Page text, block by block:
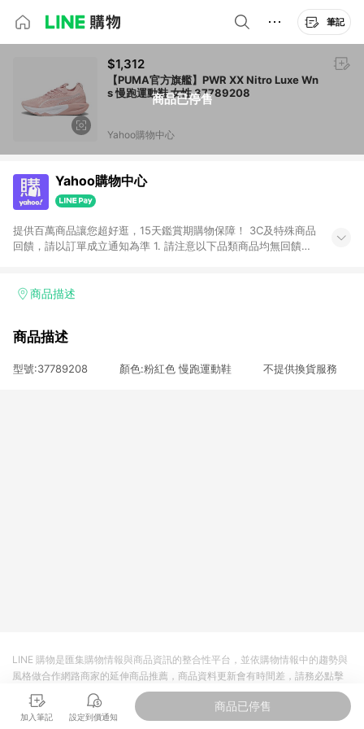
筆記
商品已停售
$1,312
【PUMA官方旗艦】PWR XX Nitro Luxe Wn
s 慢跑運動鞋 女性 37789208
Yahoo購物中心
Yahoo購物中心
提供百萬商品讓您超好逛，15天鑑賞期購物保障！ 3C及特殊商品
回饋，請以訂單成立通知為準 1. 請注意以下品類商品均無回饋：
電玩/遊戲/相機/單眼/鏡頭/拍立得 [2024/6/1起適用] -內接硬
的購回饋活動享Yahoo超贈點回饋者 - 購物中心商店之商品：商
3. 訂單回饋金額將扣除運費/購物金/超贈點/福利金/紅利折抵/折
商品描述
商品描述
型號:37789208 顏色:粉紅色 慢跑運動鞋 不提供換貨服務
加入筆記 設定到價通知
商品已停售
LINE 購物是匯集購物情報與商品資訊的整合性平台，並依購物情報中的趨勢與
風格做合作網路商家的延伸商品推薦，商品資料更新會有時間差，請務必點擊
商品至各合作網路商家，確認現售價與購物條件，一切資訊以合作廠商網頁為
準。